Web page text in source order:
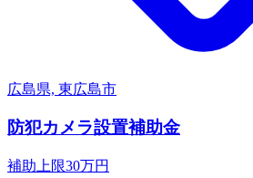
広島県, 東広島市
防犯カメラ設置補助金
補助上限30万円